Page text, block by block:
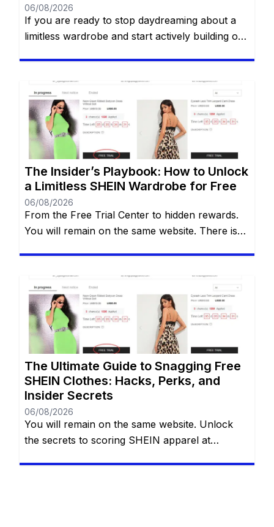
06/08/2026
If you are ready to stop daydreaming about a
limitless wardrobe and start actively building one
social media about the highly coveted SHEIN
Free Trial Center. However, locating this hidden
gem—and more importantly, actually getting
your applications approved—can often […]
The Insider’s Playbook: How to Unlock
a Limitless SHEIN Wardrobe for Free
06/08/2026
From the Free Trial Center to hidden rewards.
You will remain on the same website. There is
endless stream of trendy styles, the vibrant
aesthetics, and the sheer variety of options can
be incredibly addictive. However, staring down
the final checkout total […]
The Ultimate Guide to Snagging Free
SHEIN Clothes: Hacks, Perks, and
Insider Secrets
06/08/2026
You will remain on the same website. Unlock
the secrets to scoring SHEIN apparel at